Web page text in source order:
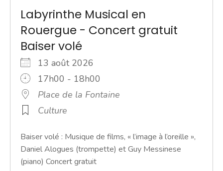
Labyrinthe Musical en
Rouergue - Concert gratuit
Baiser volé
13 août 2026
17h00 - 18h00
Place de la Fontaine
Culture
Baiser volé : Musique de films, « l’image à l’oreille »,
Daniel Alogues (trompette) et Guy Messinese
(piano) Concert gratuit